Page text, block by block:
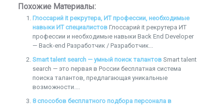
Похожие Материалы:
Глоссарий it рекрутера, ИТ профессии, необходимые
навыки ИТ специалистов Глоссарий it рекрутера ИТ
профессии и необходимые навыки Back End Developer
— Back-end Разработчик / Разработчик...
Smart talent search — умный поиск талантов Smart talent
search — это первая в России бесплатная система
поиска талантов, предлагающая уникальные
возможности....
8 способов бесплатного подбора персонала в